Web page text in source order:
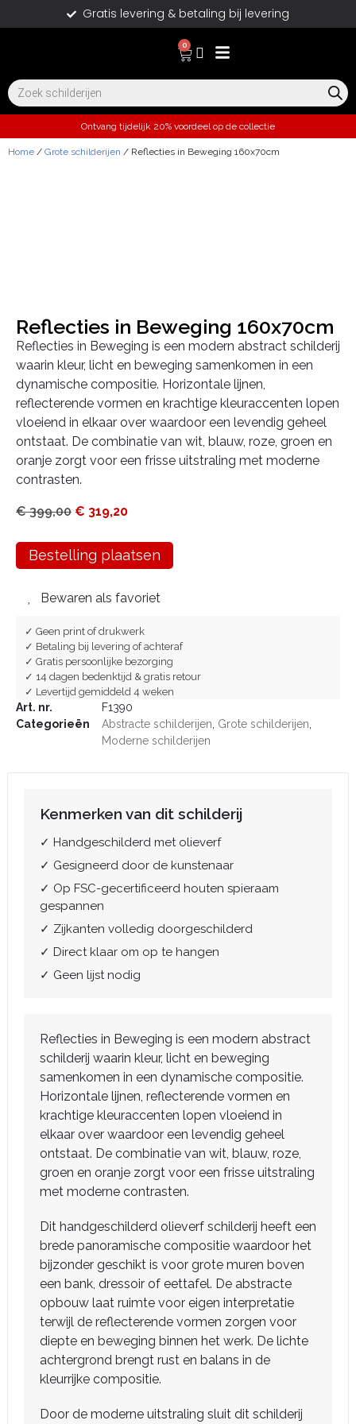
Gratis levering & betaling bij levering
0
Ontvang tijdelijk 20% voordeel op de collectie
Home / Grote schilderijen / Reflecties in Beweging 160x70cm
Reflecties in Beweging 160x70cm
Reflecties in Beweging is een modern abstract schilderij
waarin kleur, licht en beweging samenkomen in een
dynamische compositie. Horizontale lijnen,
reflecterende vormen en krachtige kleuraccenten lopen
vloeiend in elkaar over waardoor een levendig geheel
ontstaat. De combinatie van wit, blauw, roze, groen en
oranje zorgt voor een frisse uitstraling met moderne
contrasten.
€399,00 € 319,20
Bestelling plaatsen
Bewaren als favoriet
✓ Geen print of drukwerk
✓ Betaling bij levering of achteraf
✓ Gratis persoonlijke bezorging
✓ 14 dagen bedenktijd & gratis retour
✓ Levertijd gemiddeld 4 weken
Art. nr.
F1390
Categorieën
Abstracte schilderijen Grote schilderijen
Moderne schilderijen
Kenmerken van dit schilderij
✓ Handgeschilderd met olieverf
✓ Gesigneerd door de kunstenaar
✓ Op FSC-gecertificeerd houten spieraam
gespannen
✓ Zijkanten volledig doorgeschilderd
✓ Direct klaar om op te hangen
✓ Geen lijst nodig
Reflecties in Beweging is een modern abstract
schilderij waarin kleur, licht en beweging
samenkomen in een dynamische compositie.
Horizontale lijnen, reflecterende vormen en
krachtige kleuraccenten lopen vloeiend in
elkaar over waardoor een levendig geheel
ontstaat. De combinatie van wit, blauw, roze,
groen en oranje zorgt voor een frisse uitstraling
met moderne contrasten.
Dit handgeschilderd olieverf schilderij heeft een
brede panoramische compositie waardoor het
bijzonder geschikt is voor grote muren boven
een bank, dressoir of eettafel. De abstracte
opbouw laat ruimte voor eigen interpretatie
terwijl de reflecterende vormen zorgen voor
diepte en beweging binnen het werk. De lichte
achtergrond brengt rust en balans in de
kleurrijke compositie.
Door de moderne uitstraling sluit dit schilderij